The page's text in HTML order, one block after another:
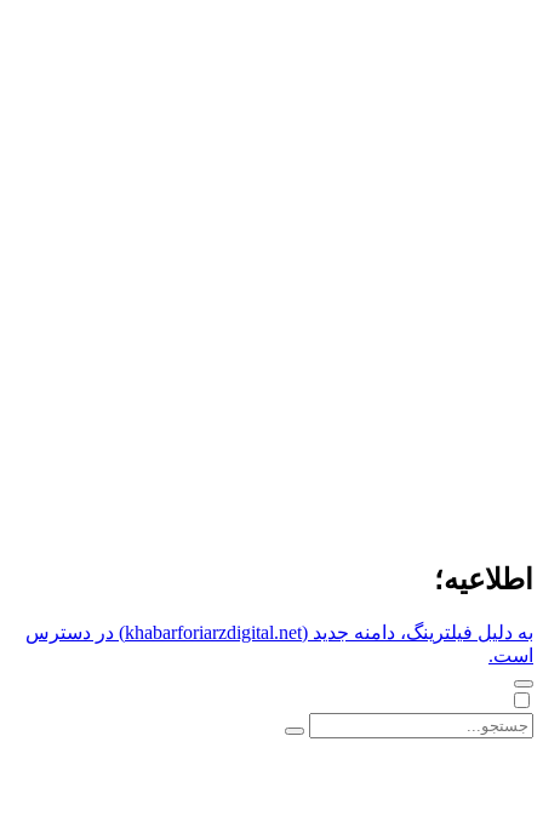
اطلاعیه؛
به دلیل فیلترینگ، دامنه جدید (khabarforiarzdigital.net) در دسترس
است.